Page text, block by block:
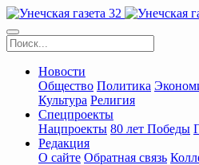
Новости
Общество Политика
Культура Религия
Спецпроекты
Нацпроекты 80 лет Победы
Редакция
О сайте Обратная связь